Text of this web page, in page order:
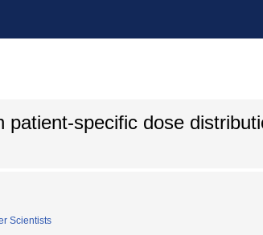
specific dose
Scientists